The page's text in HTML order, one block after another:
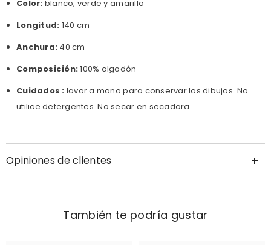
Color: blanco, verde y amarillo
Longitud: 140 cm
Anchura: 40 cm
Composición:100% algodón
Cuidados : lavar a mano para conservar los dibujos. No
utilice detergentes. No secar en secadora.
Opiniones de clientes
También te podría gustar